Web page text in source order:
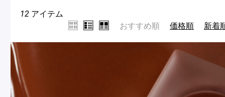
ケーキ
Gâteaux
d'Anniversaire
他
カテゴリーで絞り込む
選
ケ
12 アイテム
おすすめ順
価格順 新着